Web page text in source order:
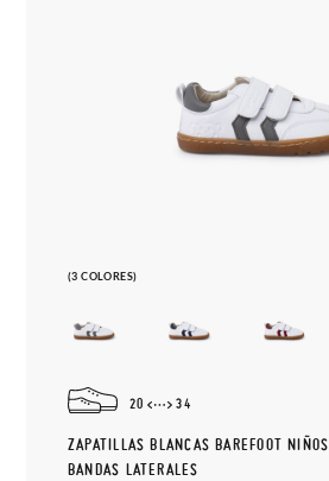
(3 COLORES)
20 34
ZAPATILLAS BLANCAS BAREFOOT NIÑOS
BANDAS LATERALES